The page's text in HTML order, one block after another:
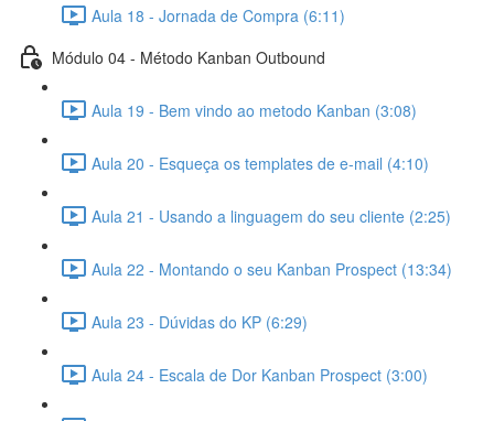
Aula 18 - Jornada de Compra (6:11)
Módulo 04 - Método Kanban Outbound
Aula 19 - Bem vindo ao metodo Kanban (3:08)
Aula 20 - Esqueça os templates de e-mail (4:10)
Aula 21 - Usando a linguagem do seu cliente (2:25)
Aula 22 - Montando o seu Kanban Prospect (13:34)
Aula 23 - Dúvidas do KP (6:29)
Aula 24 - Escala de Dor Kanban Prospect (3:00)